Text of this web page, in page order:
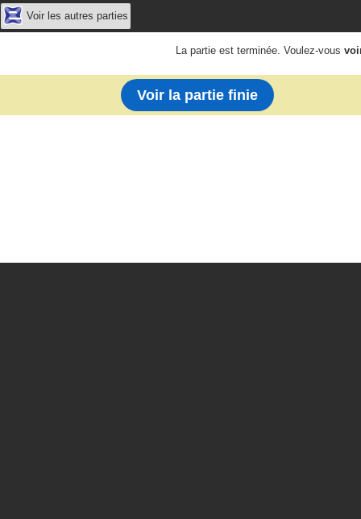
Voir les autres parties
La partie est terminée. Voulez-vous
Voir la partie finie